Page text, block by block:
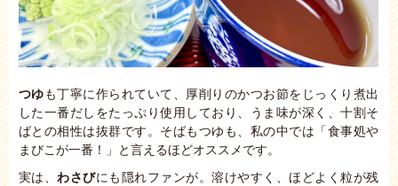
つゆも丁寧に作られていて、厚削りのかつお節をじっくり煮出
した一番だしをたっぷり使用しており、うま味が深く、十割そ
ばとの相性は抜群です。そばもつゆも、私の中では「食事処や
まびこが一番！」と言えるほどオススメです。
実は、わさびにも隠れファンが。溶けやすく、ほどよく粒が残